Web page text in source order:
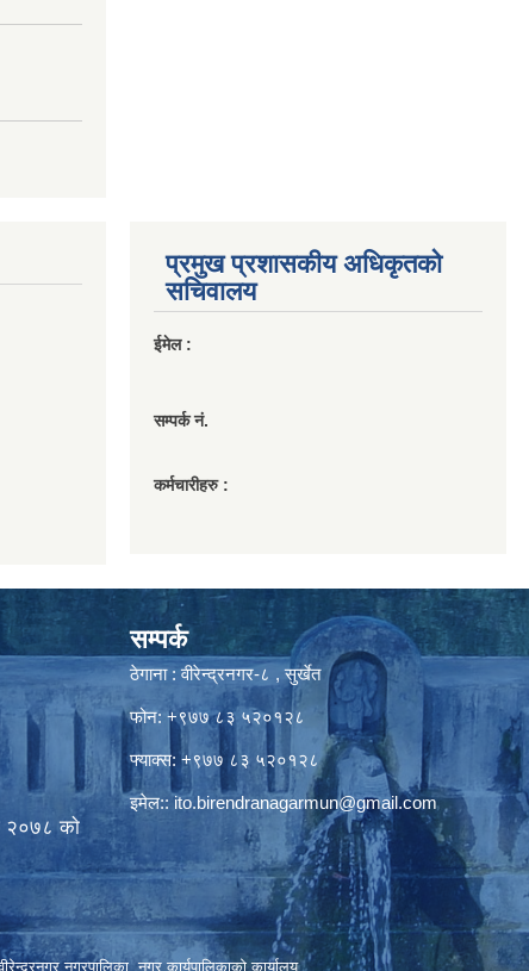
प्रमुख प्रशासकीय अधिकृतको
सचिवालय
ईमेल :
सम्पर्क नं.
कर्मचारीहरु :
२०७८ काे
सम्पर्क
ठेगाना : वीरेन्द्रनगर-८ , सुर्खेत
फोन: +९७७ ८३ ५२०१२८
फ्याक्स: +९७७ ८३ ५२०१२८
इमेल::ito.birendranagarmun@gmail.com
नगरपालिका, नगर कार्यपालिकाको कार्यालय